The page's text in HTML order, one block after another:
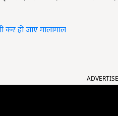
हो जाए मालामाल